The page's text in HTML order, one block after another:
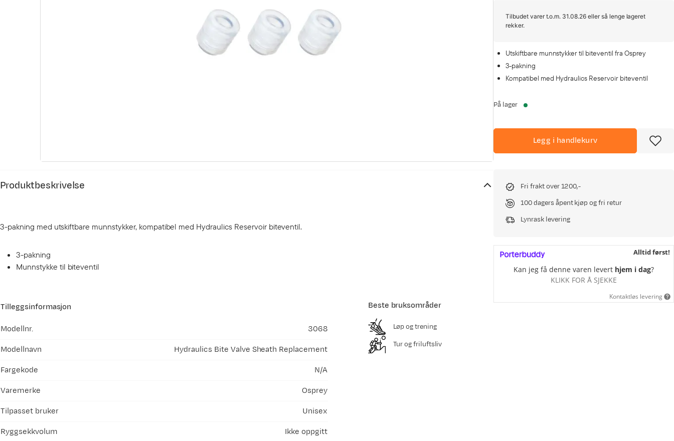
Produktbeskrivelse
3-pakning med utskiftbare munnstykker, kompatibel med Hydraulics Reservoir biteventil.
3-pakning
Munnstykke til biteventil
Tilleggsinformasjon
Modellnr.
3068
Modellnavn
Hydraulics Bite Valve Sheath Replacement
Fargekode
N/A
Varemerke
Osprey
Tilpasset bruker
Unisex
Ryggsekkvolum
Ikke oppgitt
Beste bruksområder
Løp og trening
Tur og friluftsliv
Tilbudet varer t.o.m. 31.08.26 eller så lenge lageret
rekker.
Utskiftbare munnstykker til biteventil fra Osprey
3-pakning
Kompatibel med Hydraulics Reservoir biteventil
På lager
Legg i handlekurv
Fri frakt over 1200,-
100 dagers åpent kjøp og fri retur
Lynrask levering
Alltid først!
Kan jeg få denne varen levert hjem i dag?
KLIKK FOR Å SJEKKE
Kontaktløs levering